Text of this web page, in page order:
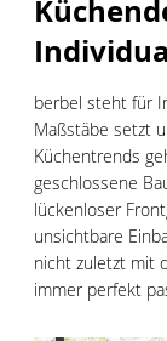
berbel steht für
Maßstäbe setzt
Küchentrends
geschlossene
lückenloser
unsichtbare
nicht zuletzt mit
immer perfekt